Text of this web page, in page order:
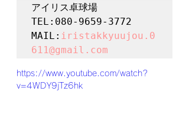
アイリス卓球場
TEL:080-9659-3772
MAIL: iristakkyuujou.0
611@gmail.com
https://www.youtube.com/watch?
v=4WDY9jTz6hk